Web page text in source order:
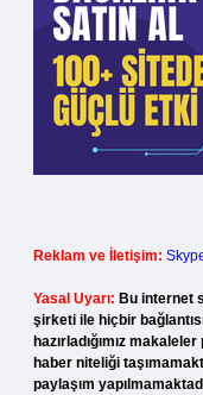
Reklam ve İletişim:
Yasal Uyarı: Bu internet
şirketi ile hiçbir
hazırladığımız
haber niteliği
paylaşım